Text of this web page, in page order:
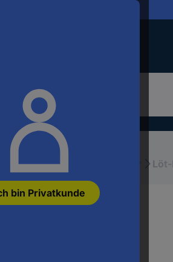
bin Privatkunde
Löttechnik